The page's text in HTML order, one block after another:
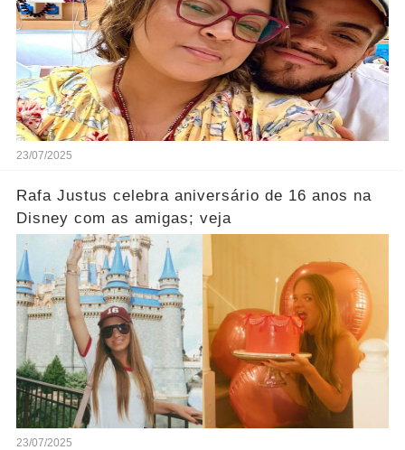
23/07/2025
Rafa Justus celebra aniversário de 16 anos na
Disney com as amigas; veja
23/07/2025